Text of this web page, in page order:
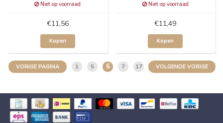
Niet op voorraad
€11,56
Kopen
Niet op voorraad
€11,49
Kopen
VORIGE PAGINA 1 5 6 7 17 VOLGENDE VORIGE